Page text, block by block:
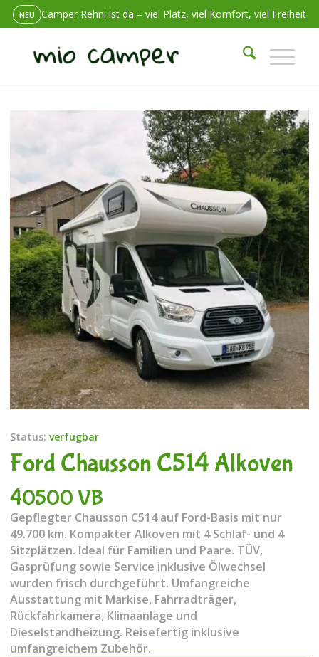
24/7 SERVICE Unterwegs ein Problem? Wir sind erreichbar. Immer.
Status: verfügbar
Ford Chausson C514 Alkoven
40500 VB
Gepflegter Chausson C514 auf Ford-Basis mit nur
49.700 km. Kompakter Alkoven mit 4 Schlaf- und 4
Sitzplätzen. Ideal für Familien und Paare. TÜV,
Gasprüfung sowie Service inklusive Ölwechsel
wurden frisch durchgeführt. Umfangreiche
Ausstattung mit Markise, Fahrradträger,
Rückfahrkamera, Klimaanlage und
Dieselstandheizung. Reisefertig inklusive
umfangreichem Zubehör.